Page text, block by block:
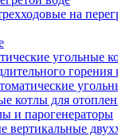
на
угольные
горения
котлы для
и парогенераторы
вертикальные